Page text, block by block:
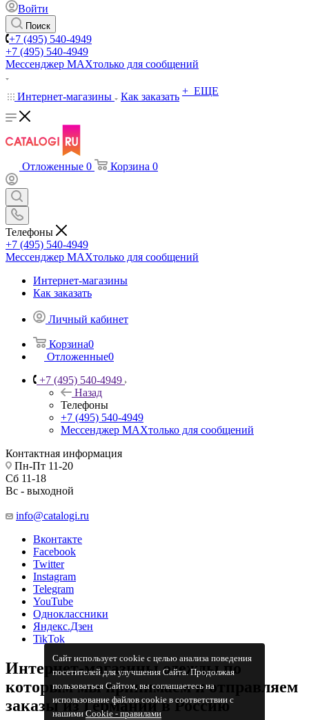
Сайт использует cookie с целью анализа поведения
посетителей для улучшения Сайта. Продолжая
пользоваться Сайтом, вы соглашаетесь на
использование файлов cookie в соответствии с
нашимиCookiе - правилами
Войти
Поиск
+7 (495) 540-4949
+7 (495) 540-4949
Мессенджер МАХтолько для сообщений
Интернет-магазины Как заказать + ЕЩЕ
Отложенные 0 Корзина 0
Телефоны
+7 (495) 540-4949
Мессенджер МАХтолько для сообщений
Интернет-магазины
Как заказать
Личный кабинет
Корзина0
Отложенные0
+7 (495) 540-4949
Назад
Телефоны
+7 (495) 540-4949
Мессенджер МАХтолько для сообщений
Контактная информация
Пн-Пт 11-20
Сб 11-18
Вс - выходной
info@catalogi.ru
Вконтакте
Facebook
Twitter
Instagram
Telegram
YouTube
Одноклассники
Яндекс.Дзен
TikTok
Интернет-магазины одежды по
которым мы принимаем и отправляем
заказы из Германии в Россию